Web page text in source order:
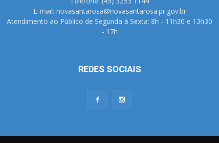
E-mail: novasantarosa@novasantarosa.pr.gov.br
Atendimento ao Público de Segunda à Sexta: 8h - 11h30 e 13h30
- 17h
REDES SOCIAIS